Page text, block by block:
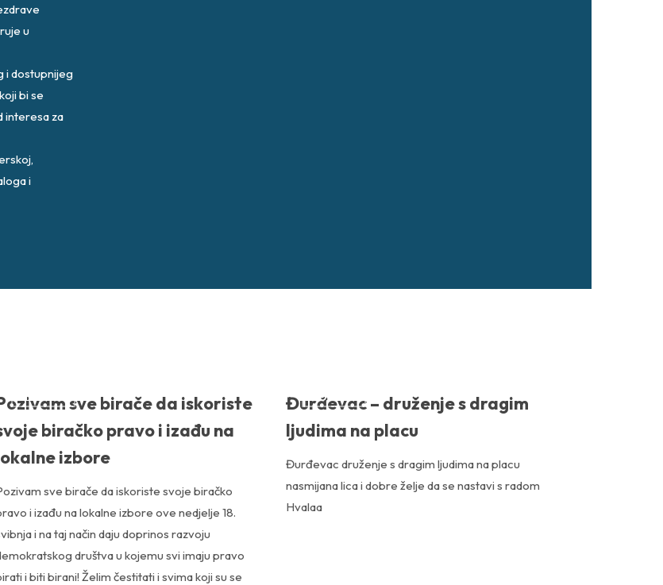
u
i dostupnijeg
bi se
interesa za
i
NOVOSTI
sve birače da iskoriste
biračko pravo i izađu na
izbore
sve birače da iskoriste svoje biračko
i izađu na lokalne izbore ove nedjelje 18.
i na taj način daju doprinos razvoju
društva u kojemu svi imaju pravo
i biti birani! Želim čestitati i svima koji su se
NOVOSTI
Đurđevac – druženje s dragim
ljudima na placu
Đurđevac druženje s dragim ljudima na placu
nasmijana lica i dobre želje da se nastavi s radom
Hvalaa